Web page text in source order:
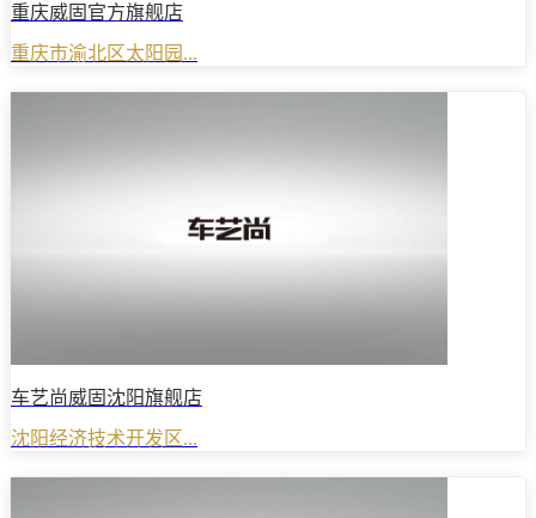
重庆威固官方旗舰店
重庆市渝北区太阳园...
车艺尚威固沈阳旗舰店
沈阳经济技术开发区...